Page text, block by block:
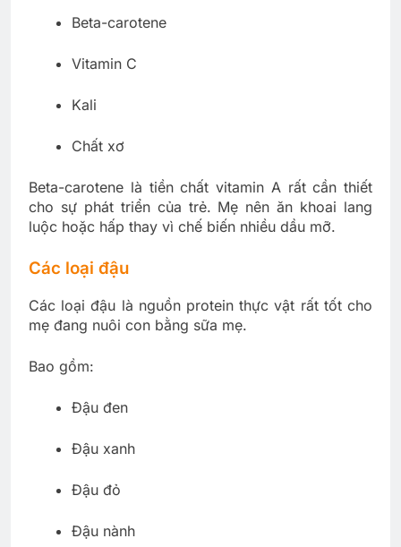
Beta-carotene
Vitamin C
Kali
Chất xơ
Beta-carotene là tiền chất vitamin A rất cần thiết
cho sự phát triển của trẻ. Mẹ nên ăn khoai lang
luộc hoặc hấp thay vì chế biến nhiều dầu mỡ.
Các loại đậu
Các loại đậu là nguồn protein thực vật rất tốt cho
mẹ đang nuôi con bằng sữa mẹ.
Bao gồm:
Đậu đen
Đậu xanh
Đậu đỏ
Đậu nành